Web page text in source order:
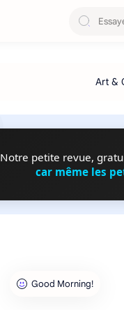
Notre petite revue,
car même les